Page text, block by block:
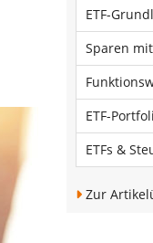
ETF-
Sparen mit
ETF-
ETFs &
Zur